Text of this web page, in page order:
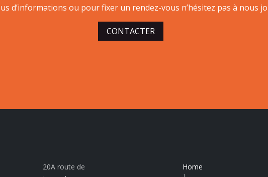
d’informations ou pour fixer un rendez-vous n’hésitez pas à nous
CONTACTER
20A route de
Home